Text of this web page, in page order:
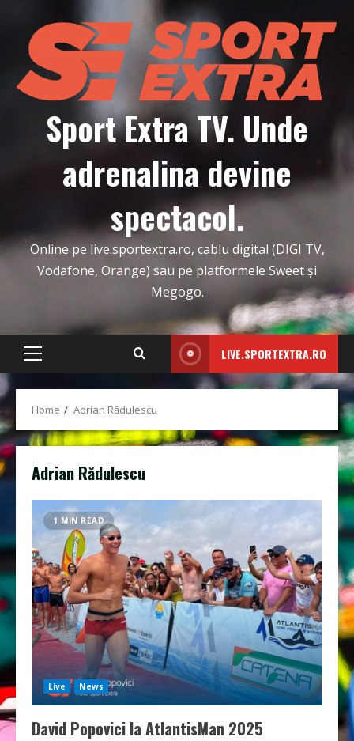
content
Sport Extra TV. Unde
adrenalina devine
spectacol.
Online pe live.sportextra.ro, cablu digital (DIGI TV,
Vodafone, Orange) sau pe platformele Sweet și
Megogo.
Primary
LIVE.SPORTEXTRA.RO
Home Adrian Rădulescu
Adrian Rădulescu
1 MIN READ
Live News
David Popovici la AtlantisMan 2025